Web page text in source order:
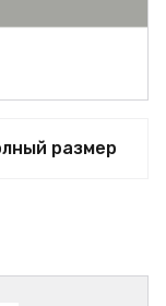
размер